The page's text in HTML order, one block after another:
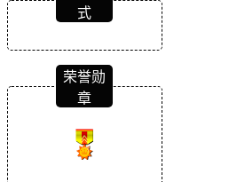
式
荣誉勋
章